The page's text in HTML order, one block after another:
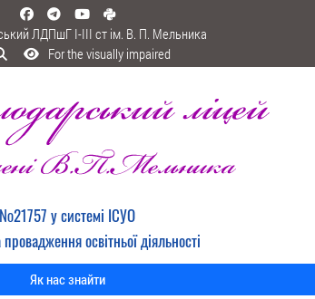
ЛДПшГ I-III ст ім. В. П. Мельника
For the visually impaired
№21757 у системі ІСУО
освітньої діяльності
Як нас знайти